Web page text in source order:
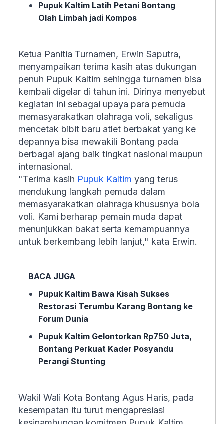
Pupuk Kaltim Latih Petani Bontang
Olah Limbah jadi Kompos
Ketua Panitia Turnamen, Erwin Saputra,
menyampaikan terima kasih atas dukungan
penuh Pupuk Kaltim sehingga turnamen bisa
kembali digelar di tahun ini. Dirinya menyebut
kegiatan ini sebagai upaya para pemuda
memasyarakatkan olahraga voli, sekaligus
mencetak bibit baru atlet berbakat yang ke
depannya bisa mewakili Bontang pada
berbagai ajang baik tingkat nasional maupun
internasional.
"Terima kasih Pupuk Kaltim yang terus
mendukung langkah pemuda dalam
memasyarakatkan olahraga khususnya bola
voli. Kami berharap pemain muda dapat
menunjukkan bakat serta kemampuannya
untuk berkembang lebih lanjut," kata Erwin.
BACA JUGA
Pupuk Kaltim Bawa Kisah Sukses
Restorasi Terumbu Karang Bontang ke
Forum Dunia
Pupuk Kaltim Gelontorkan Rp750 Juta,
Bontang Perkuat Kader Posyandu
Perangi Stunting
Wakil Wali Kota Bontang Agus Haris, pada
kesempatan itu turut mengapresiasi